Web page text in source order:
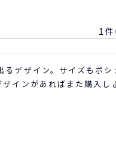
1
デザイン。サイズもポシ
インがあればまた購入し